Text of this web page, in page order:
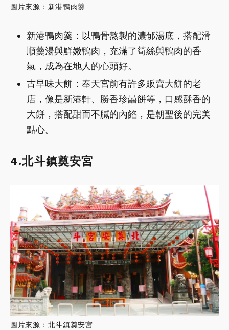
圖片來源：新港鴨肉羹
新港鴨肉羹：以鴨骨熬製的濃郁湯底，搭配滑
順羹湯與鮮嫩鴨肉，充滿了筍絲與鴨肉的香
氣，成為在地人的心頭好。
古早味大餅：奉天宮前有許多販賣大餅的老
店，像是新港軒、勝香珍囍餅等，口感酥香的
大餅，搭配甜而不膩的內餡，是朝聖後的完美
點心。
4.北斗鎮奠安宮
圖片來源：北斗鎮奠安宮